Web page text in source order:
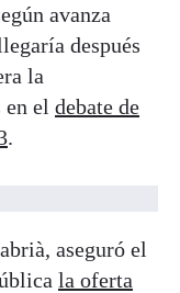
avanza
después
la
el debate de
.
aseguró el
la oferta